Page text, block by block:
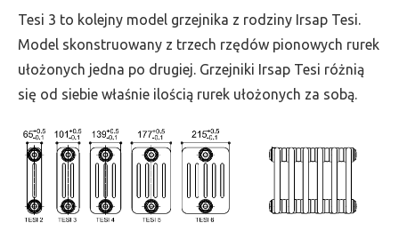
wys.
685,
szer.
585,
888
Tesi 3 to kolejny model grzejnika z rodziny Irsap Tesi.
Model skonstruowany z trzech rzędów pionowych rurek
ułożonych jedna po drugiej. Grzejniki Irsap Tesi różnią
się od siebie właśnie ilością rurek ułożonych za sobą.